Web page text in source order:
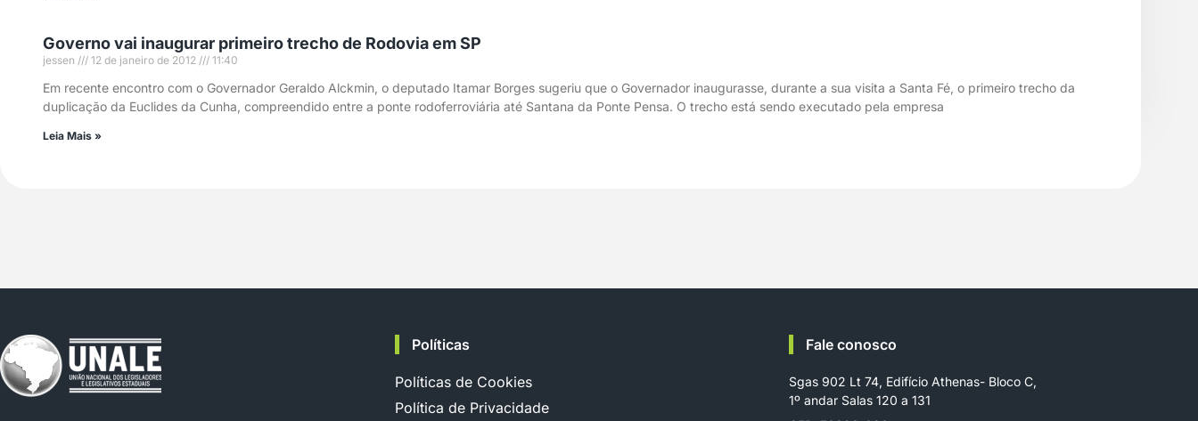
Governo vai inaugurar primeiro trecho de Rodovia em SP
jessen 12 de janeiro de 2012 11:40
Em recente encontro com o Governador Geraldo Alckmin, o deputado Itamar Borges sugeriu que o Governador inaugurasse, durante a sua visita a Santa Fé, o primeiro trecho da
duplicação da Euclides da Cunha, compreendido entre a ponte rodoferroviária até Santana da Ponte Pensa. O trecho está sendo executado pela empresa
Leia Mais »
Políticas
Políticas de Cookies
Política de Privacidade
Fale conosco
Sgas 902 Lt 74, Edifício Athenas- Bloco C,
1º andar Salas 120 a 131